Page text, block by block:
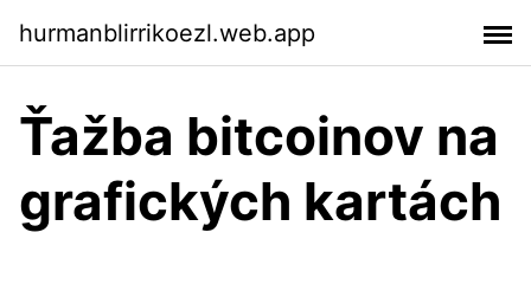
hurmanblirrikoezl.web.app
Ťažba bitcoinov na
grafických kartách